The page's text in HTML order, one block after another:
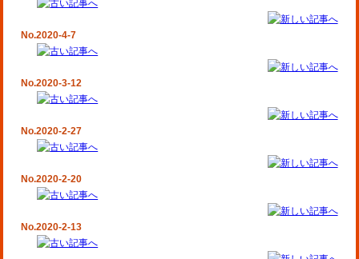
No.2020-4-7
No.2020-3-12
No.2020-2-27
No.2020-2-20
No.2020-2-13